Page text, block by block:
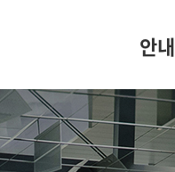
안내